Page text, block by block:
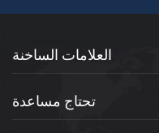
العلامات الساخنة
تحتاج مساعدة